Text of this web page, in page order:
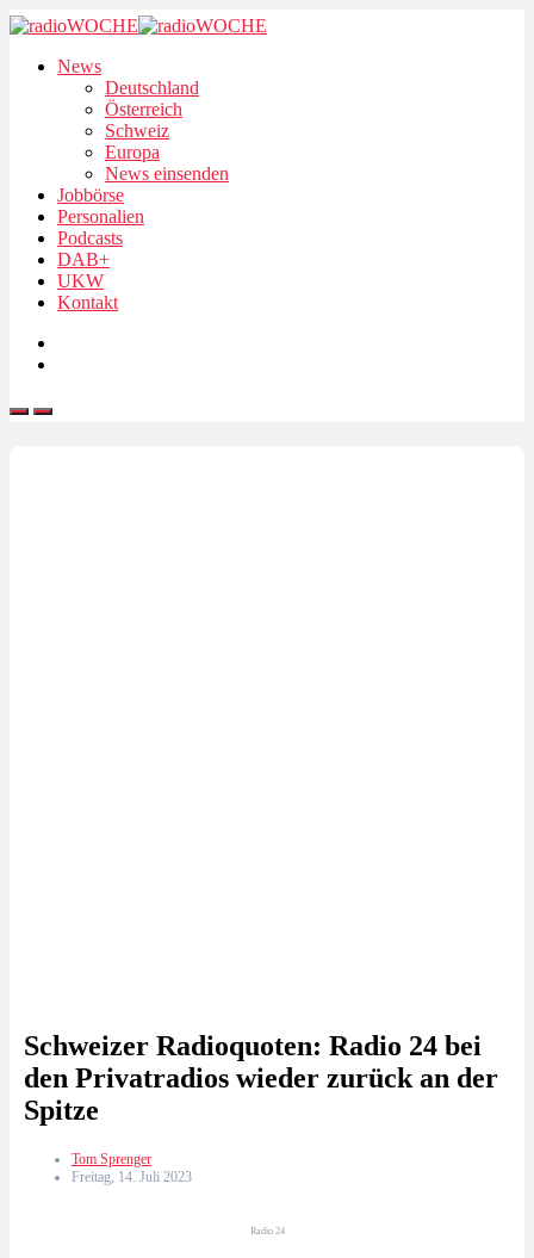
News
Deutschland
Österreich
Schweiz
Europa
News einsenden
Jobbörse
Personalien
Podcasts
DAB+
UKW
Kontakt
Schweizer Radioquoten: Radio 24 bei
den Privatradios wieder zurück an der
Spitze
Tom Sprenger
Freitag, 14. Juli 2023
Radio 24